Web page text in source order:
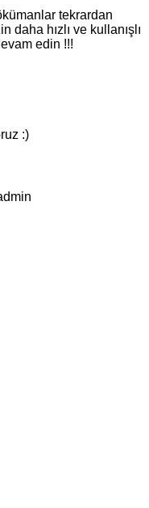
tekrardan
hızlı ve kullanışlı
edin !!!
:)